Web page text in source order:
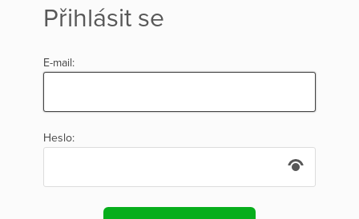
Přihlásit se
E-mail:
Heslo: